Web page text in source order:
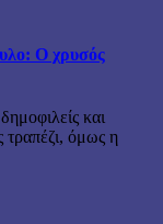
Ο χρυσός
και
τραπέζι, όμως η